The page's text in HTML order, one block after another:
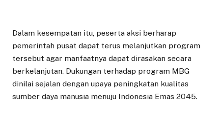
Dalam kesempatan itu, peserta aksi berharap
pemerintah pusat dapat terus melanjutkan program
tersebut agar manfaatnya dapat dirasakan secara
berkelanjutan. Dukungan terhadap program MBG
dinilai sejalan dengan upaya peningkatan kualitas
sumber daya manusia menuju Indonesia Emas 2045.